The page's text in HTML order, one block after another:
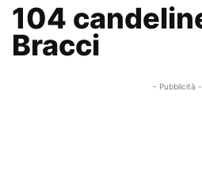
104
Bracci
- Pubblicità -